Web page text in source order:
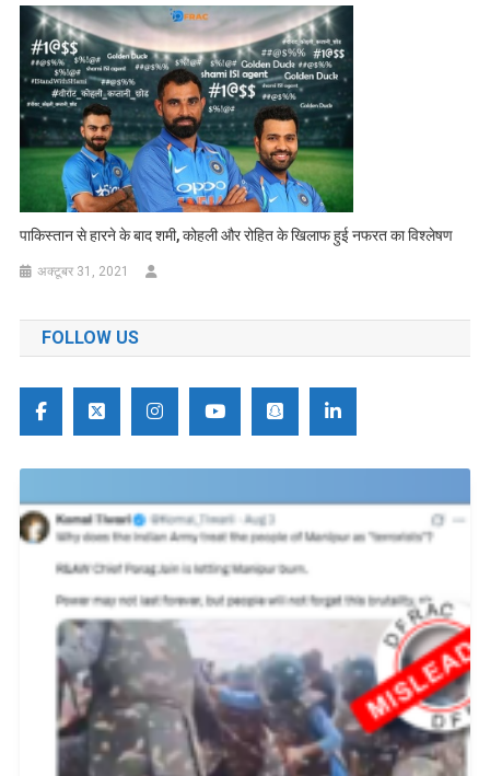
पाकिस्तान से हारने के बाद शमी, कोहली और रोहित के खिलाफ हुई नफरत का विश्लेषण
अक्टूबर 31, 2021
FOLLOW US